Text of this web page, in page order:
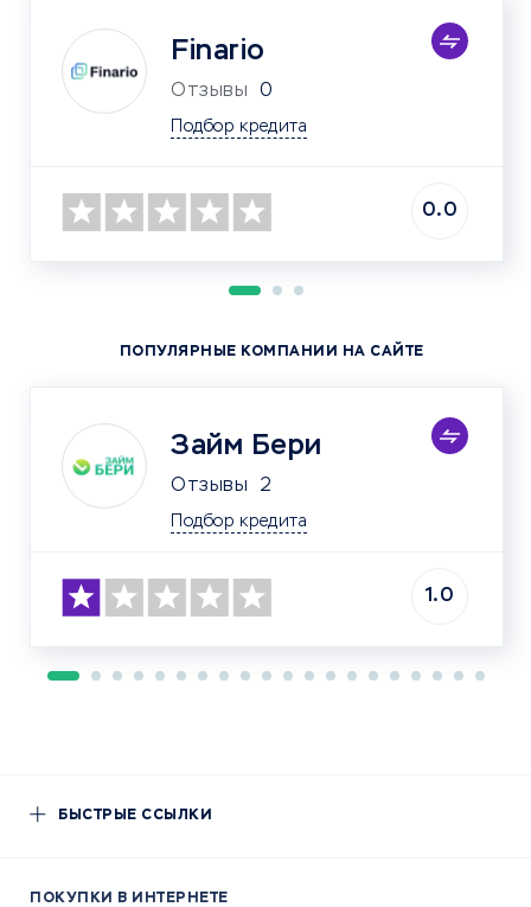
Finario
Отзывы 0
Подбор кредита
0.0
ПОПУЛЯРНЫЕ КОМПАНИИ НА САЙТЕ
Займ Бери
Отзывы 2
Подбор кредита
1.0
БЫСТРЫЕ ССЫЛКИ
ПОКУПКИ В ИНТЕРНЕТЕ